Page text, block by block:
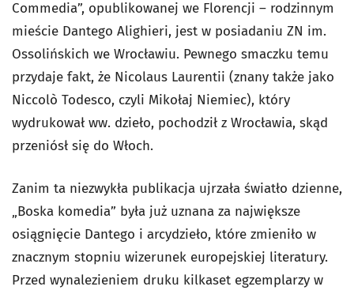
Commedia”, opublikowanej we Florencji – rodzinnym
mieście Dantego Alighieri, jest w posiadaniu ZN im.
Ossolińskich we Wrocławiu. Pewnego smaczku temu
przydaje fakt, że Nicolaus Laurentii (znany także jako
Niccolò Todesco, czyli Mikołaj Niemiec), który
wydrukował ww. dzieło, pochodził z Wrocławia, skąd
przeniósł się do Włoch.
Zanim ta niezwykła publikacja ujrzała światło dzienne,
„Boska komedia” była już uznana za największe
osiągnięcie Dantego i arcydzieło, które zmieniło w
znacznym stopniu wizerunek europejskiej literatury.
Przed wynalezieniem druku kilkaset egzemplarzy w